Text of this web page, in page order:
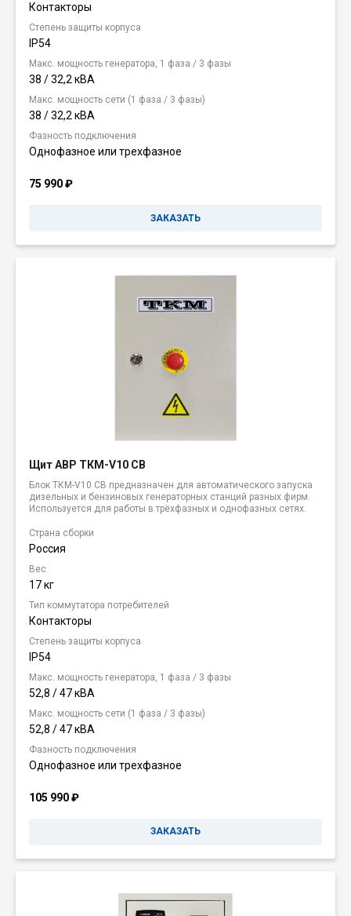
Контакторы
Степень защиты корпуса
IP54
Макс. мощность генератора, 1 фаза / 3 фазы
38 / 32,2 кВА
Макс. мощность сети (1 фаза / 3 фазы)
38 / 32,2 кВА
Фазность подключения
Однофазное или трехфазное
75 990₽
ЗАКАЗАТЬ
Щит АВР ТКМ-V10 CB
Блок ТКМ-V10 CB предназначен для автоматического запуска
дизельных и бензиновых генераторных станций разных фирм.
Используется для работы в трёхфазных и однофазных сетях.
Страна сборки
Россия
Вес
17 кг
Тип коммутатора потребителей
Контакторы
Степень защиты корпуса
IP54
Макс. мощность генератора, 1 фаза / 3 фазы
52,8 / 47 кВА
Макс. мощность сети (1 фаза / 3 фазы)
52,8 / 47 кВА
Фазность подключения
Однофазное или трехфазное
105 990₽
ЗАКАЗАТЬ